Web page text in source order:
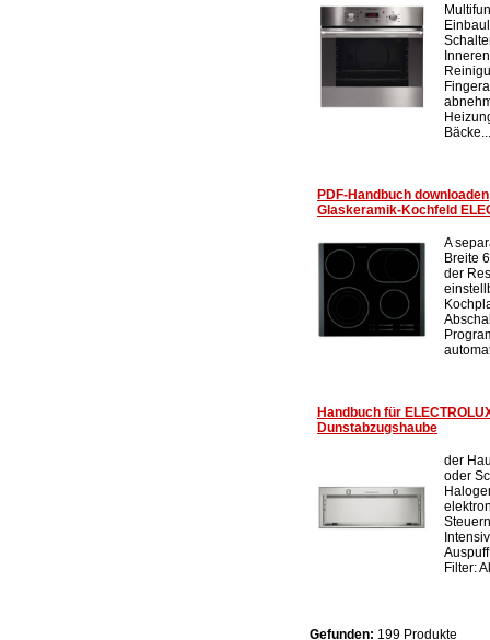
Bäcke...
PDF-Handbuch downloaden
Glaskeramik-Kochfeld
A
Breite
der
Handbuch für
Dunstabzugshaube
der
oder
Filter:
Gefunden: 199 Produkte